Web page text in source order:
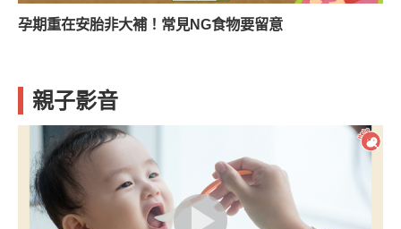
孕期重在安胎非大補！常見NG食物要留意
親子影音